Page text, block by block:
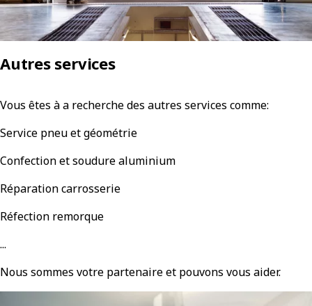
Autres services
Vous êtes à a recherche des autres services comme:
Service pneu et géométrie
Confection et soudure aluminium
Réparation carrosserie
Réfection remorque
...
Nous sommes votre partenaire et pouvons vous aider.